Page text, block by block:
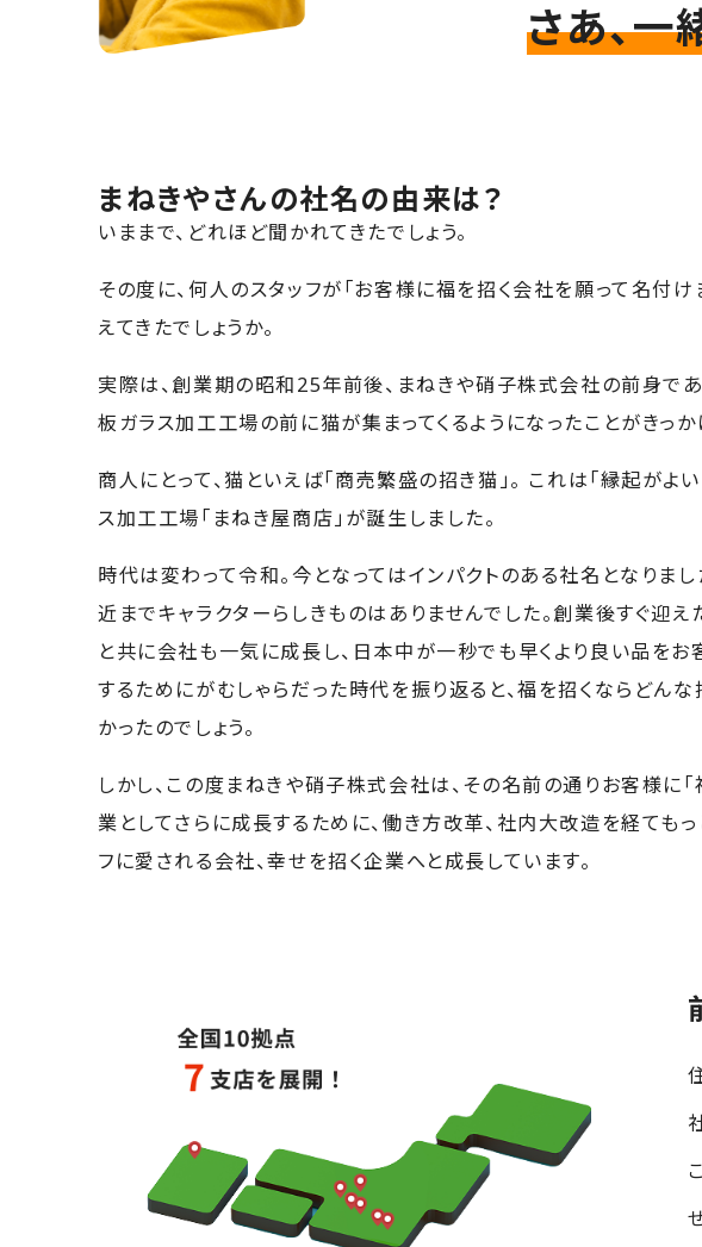
さあ、一
まねきやさんの社名の由来は？
いままで、どれほど聞かれてきたでしょう。
その度に、何人のスタッフが「お客様に福を招く会社を願って名付け
えてきたでしょうか。
実際は、創業期の昭和25年前後、まねきや硝子株式会社の前身で
板ガラス加工工場の前に猫が集まってくるようになったことがきっか
商人にとって、猫といえば「商売繁盛の招き猫」。 これは「縁起がよい
ス加工工場「まねき屋商店」が誕生しました。
時代は変わって令和。今となってはインパクトのある社名となりまし
近までキャラクターらしきものはありませんでした。創業後すぐ迎
と共に会社も一気に成長し、日本中が一秒でも早くより良い品をお
するためにがむしゃらだった時代を振り返ると、福を招くならどんな
かったのでしょう。
しかし、この度まねきや硝子株式会社は、その名前の通りお客様に「
業としてさらに成長するために、働き方改革、社内大改造を経てもっ
フに愛される会社、幸せを招く企業へと成長しています。